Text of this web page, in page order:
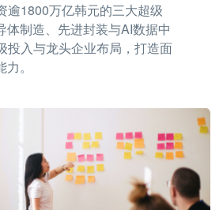
逾1800万亿韩元的三大超级
体制造、先进封装与AI数据中
投入与龙头企业布局，打造面
。